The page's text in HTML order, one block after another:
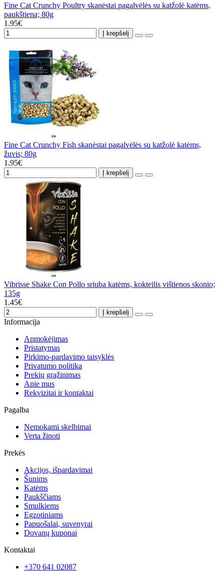
Fine Cat Crunchy Poultry skanėstai pagalvėlės su katžolė katėms,
paukštiena; 80g
1.95€
Į krepšelį
Fine Cat Crunchy Fish skanėstai pagalvėlės su katžolė katėms,
žuvis; 80g
1.95€
Į krepšelį
Vibrisse Shake Con Pollo sriuba katėms, kokteilis vištienos skonio;
135g
1.45€
Į krepšelį
Informacija
Apmokėjimas
Pristatymas
Pirkimo-pardavimo taisyklės
Privatumo politika
Prekių grąžinimas
Apie mus
Rekvizitai ir kontaktai
Pagalba
Nemokami skelbimai
Verta žinoti
Prekės
Akcijos, išpardavimai
Šunims
Katėms
Paukščiams
Smulkiems
Egzotiniams
Papuošalai, suvenyrai
Dovanų kuponai
Kontaktai
+370 641 02087